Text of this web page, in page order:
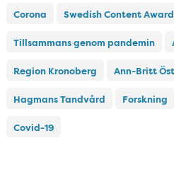
Corona Swedish Content
Tillsammans genom pandemin
Region Kronoberg Ann-Britt
Hagmans Tandvård Forskning
Covid-19